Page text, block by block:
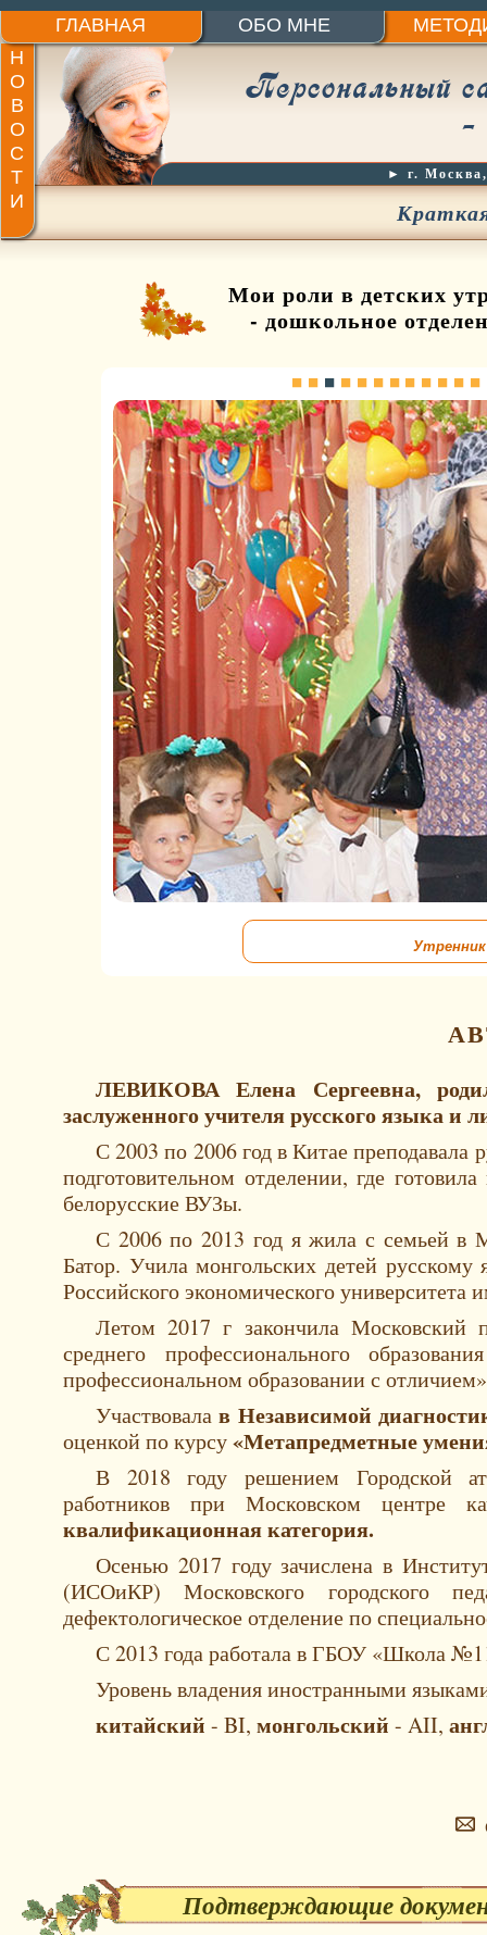
Мои роли в детских
- дошкольное
Утренник
ЛЕВИКОВА Елена Сергеевна,
заслуженного учителя русского языка
С 2003 по 2006 год в Китае преподавала
подготовительном отделении, где
белорусские ВУЗы.
С 2006 по 2013 год я жила с семьей в
Батор. Учила монгольских детей
Российского экономического университета
Летом 2017 г закончила Московский
среднего профессионального
профессиональном образовании с
Участвовалав Независимой
оценкой по курсу«Метапредметные
В 2018 году решением Городской
работников при Московском центре
квалификационная категория.
Осенью 2017 году зачислена в
(ИСОиКР) Московского городского
дефектологическое отделение по
С 2013 года работала в ГБОУ «Школа
Уровень владения иностранными
китайский - BI, монгольский - AII,

Подтверждающие
► г.
Персональный
-
ГЛАВНАЯ
Н
О
В
О
С
Т
И
ОБО МНЕ